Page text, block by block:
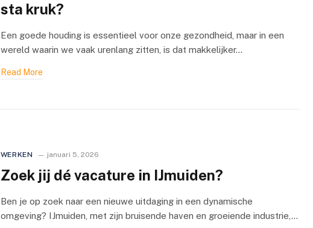
sta kruk?
Een goede houding is essentieel voor onze gezondheid, maar in een
wereld waarin we vaak urenlang zitten, is dat makkelijker…
Read More
WERKEN januari 5, 2026
Zoek jij dé vacature in IJmuiden?
Ben je op zoek naar een nieuwe uitdaging in een dynamische
omgeving? IJmuiden, met zijn bruisende haven en groeiende industrie,…